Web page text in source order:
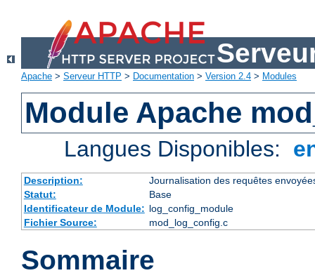
Apache > Serveur HTTP > Documentation > Version 2.4 > Modules
Module Apache
Langues Disponibles:
Description:
Journalisation des requêtes
Statut:
Base
Identificateur de Module: log_config_module
Fichier Source:
mod_log_config.c
Sommaire